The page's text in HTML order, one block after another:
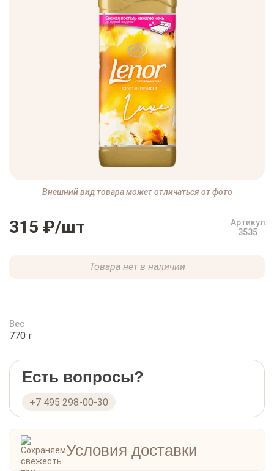
Внешний вид товара может отличаться от фото
315 ₽/шт
Артикул:
3535
Товара нет в наличии
Вес
770 г
Есть вопросы?
+7 495 298-00-30
Условия доставки